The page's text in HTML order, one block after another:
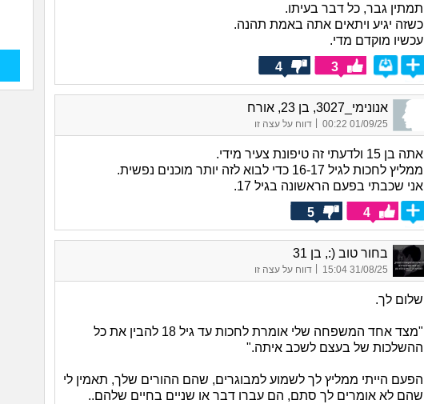
תמתין גבר, כל דבר בעיתו.
כשזה יגיע ויתאים אתה באמת תהנה.
עכשיו מוקדם מדי.
3
4
אנונימי_3027, בן 23, אורח
01/09/25 00:22 דווח על עצה זו
אתה בן 15 ולדעתי זה טיפונת צעיר מידי.
ממליץ לחכות לגיל 16-17 כדי לבוא לזה יותר מוכנים נפשית.
אני שכבתי בפעם הראשונה בגיל 17.
4
5
בחור טוב (:, בן 31
31/08/25 15:04 דווח על עצה זו
שלום לך.
"מצד אחד המשפחה שלי אומרת לחכות עד גיל 18 להבין את כל
ההשלכות של בעצם לשכב איתה."
הפעם הייתי ממליץ לך לשמוע למבוגרים, שהם ההורים שלך, תאמין לי
שהם לא אומרים לך סתם, הם עברו דבר או שניים בחיים שלהם..